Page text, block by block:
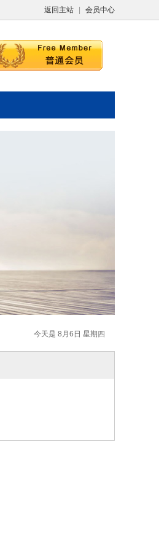
返回主站 会员中心
今天是 8月6日 星期四